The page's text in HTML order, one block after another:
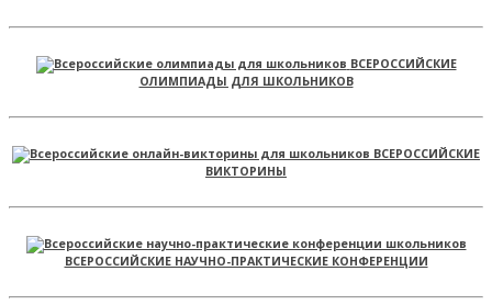
ВСЕРОССИЙСКИЕ
ОЛИМПИАДЫ ДЛЯ ШКОЛЬНИКОВ
ВСЕРОССИЙСКИЕ
ВИКТОРИНЫ
ВСЕРОССИЙСКИЕ НАУЧНО-ПРАКТИЧЕСКИЕ КОНФЕРЕНЦИИ